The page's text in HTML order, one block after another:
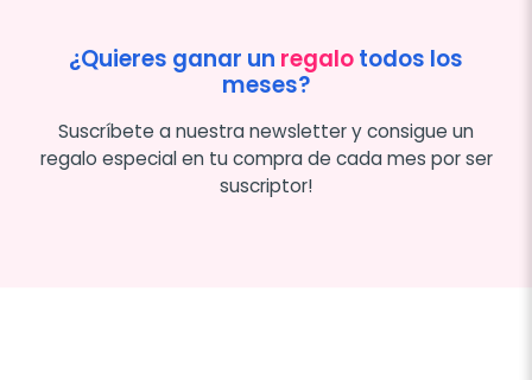
¿Quieres ganar un regalotodos los
meses?
Suscríbete a nuestra newsletter y consigue un
regalo especial en tu compra de cada mes por ser
suscriptor!